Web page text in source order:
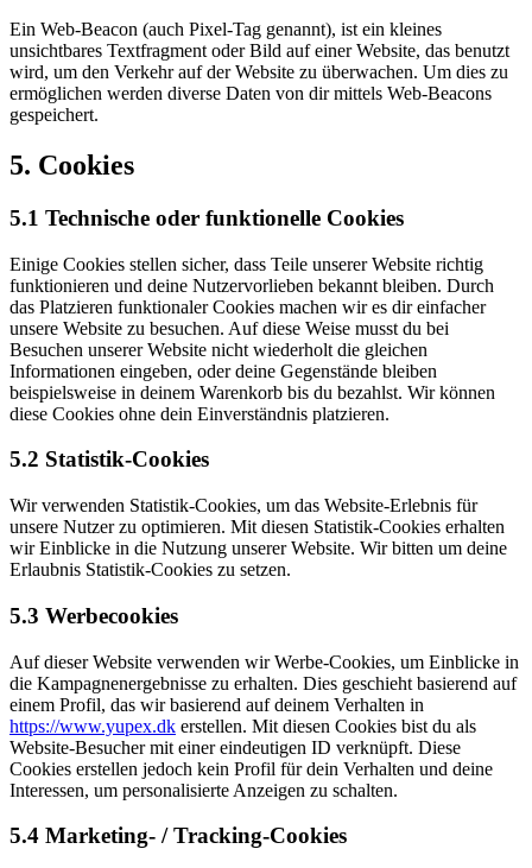
Ein Web-Beacon (auch Pixel-Tag genannt), ist ein kleines
unsichtbares Textfragment oder Bild auf einer Website, das benutzt
wird, um den Verkehr auf der Website zu überwachen. Um dies zu
ermöglichen werden diverse Daten von dir mittels Web-Beacons
gespeichert.
5. Cookies
5.1 Technische oder funktionelle Cookies
Einige Cookies stellen sicher, dass Teile unserer Website richtig
funktionieren und deine Nutzervorlieben bekannt bleiben. Durch
das Platzieren funktionaler Cookies machen wir es dir einfacher
unsere Website zu besuchen. Auf diese Weise musst du bei
Besuchen unserer Website nicht wiederholt die gleichen
Informationen eingeben, oder deine Gegenstände bleiben
beispielsweise in deinem Warenkorb bis du bezahlst. Wir können
diese Cookies ohne dein Einverständnis platzieren.
5.2 Statistik-Cookies
Wir verwenden Statistik-Cookies, um das Website-Erlebnis für
unsere Nutzer zu optimieren. Mit diesen Statistik-Cookies erhalten
wir Einblicke in die Nutzung unserer Website. Wir bitten um deine
Erlaubnis Statistik-Cookies zu setzen.
5.3 Werbecookies
Auf dieser Website verwenden wir Werbe-Cookies, um Einblicke in
die Kampagnenergebnisse zu erhalten. Dies geschieht basierend auf
einem Profil, das wir basierend auf deinem Verhalten in
https://www.yupex.dk erstellen. Mit diesen Cookies bist du als
Website-Besucher mit einer eindeutigen ID verknüpft. Diese
Cookies erstellen jedoch kein Profil für dein Verhalten und deine
Interessen, um personalisierte Anzeigen zu schalten.
5.4 Marketing- / Tracking-Cookies